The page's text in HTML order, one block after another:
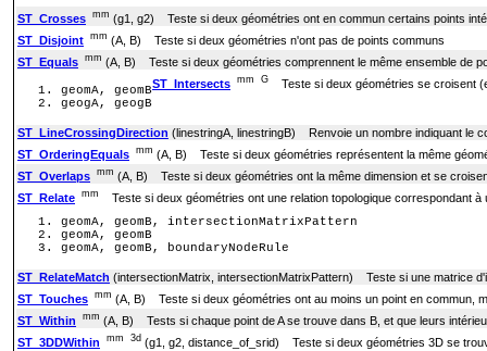
ST_Crosses mm (g1, g2) Teste si deux géométries ont en commun certains points
ST_Disjoint mm (A, B) Teste si deux géométries n'ont pas de points communs
ST_Equals mm (A, B) Teste si deux géométries comprennent le même ensemble de
ST_Intersects mm G Teste si deux géométries se croisent
geomA, geomB
geogA, geogB
ST_LineCrossingDirection (linestringA, linestringB) Renvoie un nombre indiquant le
ST_OrderingEquals mm (A, B) Teste si deux géométries représentent la même
ST_Overlaps mm (A, B) Teste si deux géométries ont la même dimension et se
ST_Relate mm
Teste si deux géométries ont une relation topologique correspondant
geomA, geomB, intersectionMatrixPattern
geomA, geomB
geomA, geomB, boundaryNodeRule
ST_RelateMatch (intersectionMatrix, intersectionMatrixPattern) Teste si une matrice
ST_Touches mm (A, B) Teste si deux géométries ont au moins un point en commun,
ST_Within
mm (A, B) Tests si chaque point de A se trouve dans B, et que leurs
ST_3DDWithin
mm 3d (g1, g2, distance_of_srid) Teste si deux géométries 3D se